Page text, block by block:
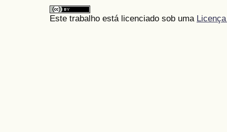
Este trabalho está licenciado sob uma